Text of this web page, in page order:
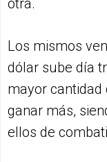
otra.
Los mismos
dólar sube día
mayor cantidad
ganar más,
ellos de